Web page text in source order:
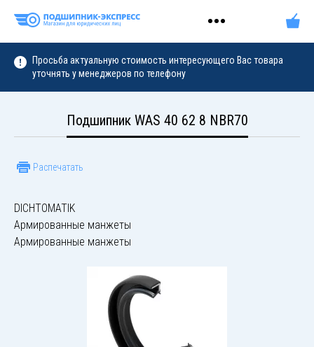
Просьба актуальную стоимость интересующего Вас товара
уточнять у менеджеров по телефону
Подшипник WAS 40 62 8 NBR70
Распечатать
DICHTOMATIK
Армированные манжеты
Армированные манжеты